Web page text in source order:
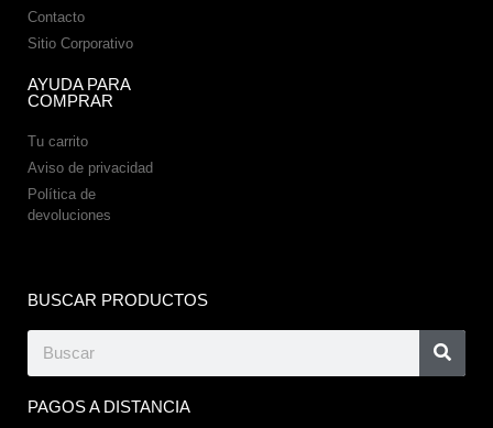
Contacto
Sitio Corporativo
AYUDA PARA
COMPRAR
Tu carrito
Aviso de privacidad
Política de
devoluciones
BUSCAR PRODUCTOS
PAGOS A DISTANCIA